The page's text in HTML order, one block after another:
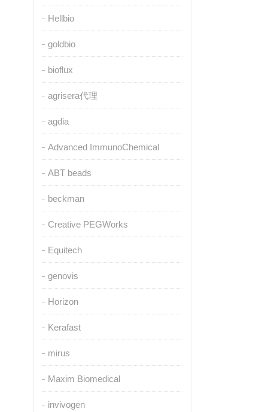
Hellbio
goldbio
bioflux
agrisera代理
agdia
Advanced ImmunoChemical
ABT beads
beckman
Creative PEGWorks
Equitech
genovis
Horizon
Kerafast
mirus
Maxim Biomedical
invivogen